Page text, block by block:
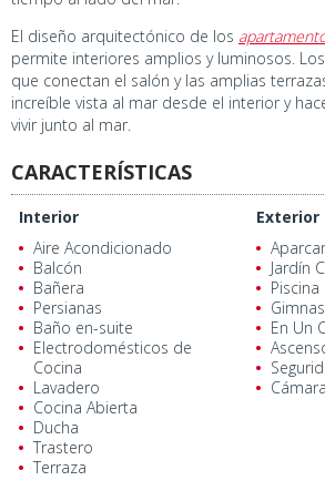
El diseño arquitectónico de los
permite interiores amplios y luminosos.
que conectan el salón y las amplias
increíble vista al mar desde el interior y
vivir junto al mar.
CARACTERÍSTICAS
Interior
Aire Acondicionado
Balcón
Bañera
Persianas
Baño en-suite
Electrodomésticos de
Cocina
Lavadero
Cocina Abierta
Ducha
Trastero
Terraza
Exterior
Jardín
En Un